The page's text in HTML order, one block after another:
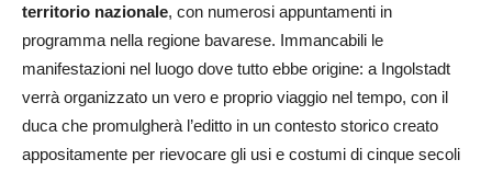
territorio nazionale, con numerosi appuntamenti in
programma nella regione bavarese. Immancabili le
manifestazioni nel luogo dove tutto ebbe origine: a Ingolstadt
verrà organizzato un vero e proprio viaggio nel tempo, con il
duca che promulgherà l’editto in un contesto storico creato
appositamente per rievocare gli usi e costumi di cinque secoli